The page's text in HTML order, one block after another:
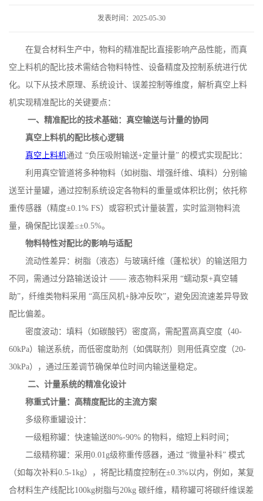
发表时间：2025-05-30
在复合材料生产中，物料的精准配比直接影响产品性能，而真
空上料机的配比技术需结合物料特性、设备精度及控制系统进行优
化。以下从技术原理、系统设计、误差控制等维度，解析真空上料
机实现精准配比的关键要点：
一、精准配比的技术基础：真空输送与计量的协同
真空上料机的配比核心逻辑
真空上料机通过 “负压吸附输送+定量计量” 的模式实现配比：
利用真空管道将多种物料（如树脂、增强纤维、填料）分别输
送至计量罐，通过控制系统设定各物料的重量或体积比例；依托称
重传感器（精度±0.1% FS）或容积式计量装置，实时监测物料流
量，确保配比误差≤±0.5%。
物料特性对配比的影响与适配
流动性差异：树脂（液态）与玻璃纤维（蓬松状）的输送阻力
不同，需通过分路输送设计 —— 液态物料采用 “蠕动泵+真空辅
助”，纤维类物料采用 “高压风机+脉冲反吹”，避免因流速差异导致
配比偏差。
密度波动：填料（如碳酸钙）密度高，需配置高真空度（40-
60kPa）输送系统，而低密度助剂（如偶联剂）则用低真空度（20-
30kPa），通过压差调节确保单位时间内输送量稳定。
二、计量系统的精准化设计
称重式计量：高精度配比的主流方案
多级称重罐设计：
一级粗称罐：快速输送80%-90% 的物料，缩短上料时间；
二级精称罐：采用0.01g级称重传感器，通过 “微量补料” 模式
（如每次补料0.5-1kg），将配比精度控制在±0.3%以内，例如，某复
合材料生产线配比100kg树脂与20kg 碳纤维，精称罐可将碳纤维误差